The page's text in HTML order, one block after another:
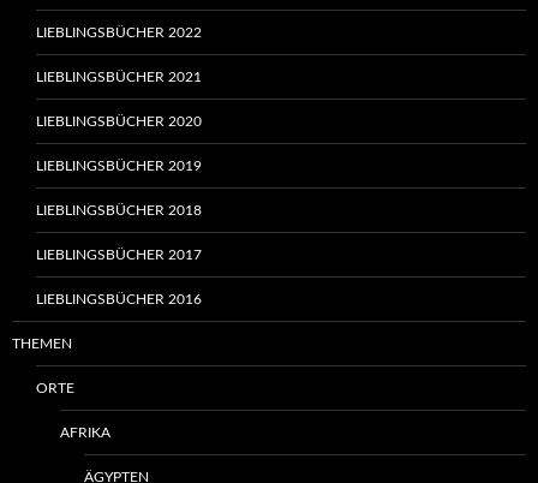
LIEBLINGSBÜCHER 2022
LIEBLINGSBÜCHER 2021
LIEBLINGSBÜCHER 2020
LIEBLINGSBÜCHER 2019
LIEBLINGSBÜCHER 2018
LIEBLINGSBÜCHER 2017
LIEBLINGSBÜCHER 2016
THEMEN
ORTE
AFRIKA
ÄGYPTEN